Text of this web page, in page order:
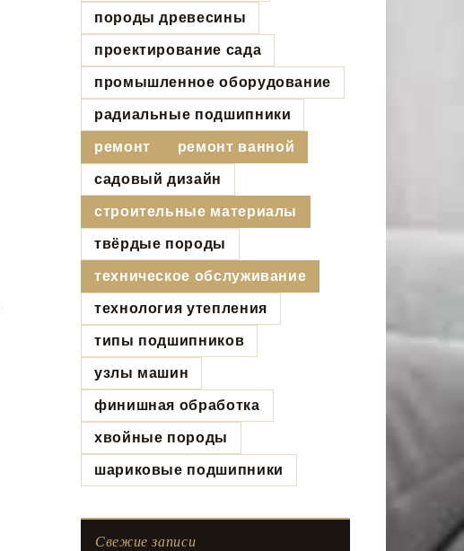
породы древесины
проектирование сада
промышленное оборудование
радиальные подшипники
ремонт ремонт ванной
садовый дизайн
строительные материалы
твёрдые породы
техническое обслуживание
технология утепления
типы подшипников
узлы машин
финишная обработка
хвойные породы
шариковые подшипники
Свежие записи